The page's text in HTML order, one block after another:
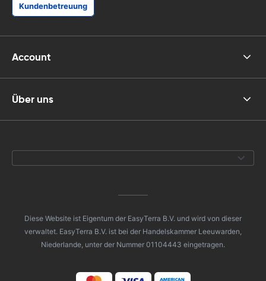
Kundenbetreuung
Account
Über uns
Diese Website ist Eigentum der EasyTerra B.V. und wird von dieser
verwaltet. EasyTerra B.V. ist bei der Handelskammer Leeuwarden,
Niederlande, unter der Nummer 01104443 eingetragen.